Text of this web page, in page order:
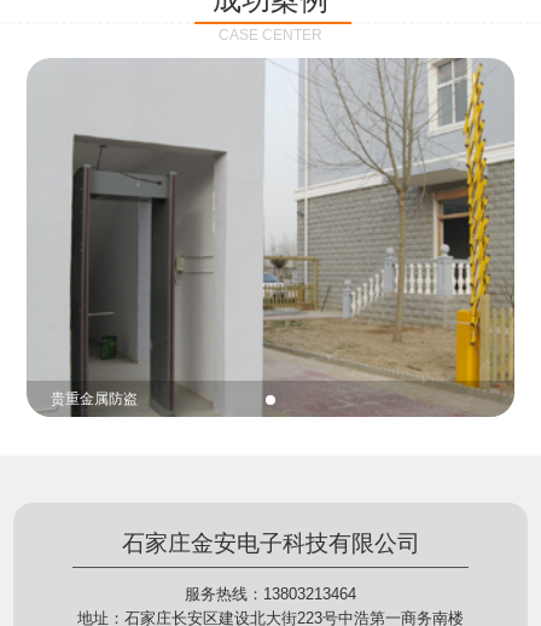
记录仪的贴心小"保姆"。随着群众法律意识的逐步提
高，行政执法行为更加"阳光、透明"，通过工作站可
以随时调取证据视频，精准查阅现场资料，直戳了当
的展示给行政相对人看，有效的减少了行政相对人对
城管执法行为的误解，树立了执法的公信力。
控中心，在平台的电子地图上显示出设备的具体位
置，实时查看执法人员到岗情况及根据执法环境迅速
调配周边执法人员。同时，内置NFC芯片，可支持身
份证查验等拓展功能，在实战中发挥着重要的作用，
能广泛应用于交警公安执法、卫生监督、城管执法、
海关执法、路政、质量监督、林业园林、消防、质量
监督、公路铁路等各个领域。
CASE CENTER
贵重金属防盗
石家庄金安电子科技有限公司
服务热线：13803213464
地址：石家庄长安区建设北大街223号中浩第一商务南楼